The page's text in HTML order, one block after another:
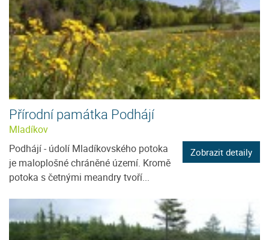
Přírodní památka Podhájí
Mladíkov
Podhájí - údolí Mladíkovského potoka
je maloplošné chráněné území. Kromě
potoka s četnými meandry tvoří...
Zobrazit detaily